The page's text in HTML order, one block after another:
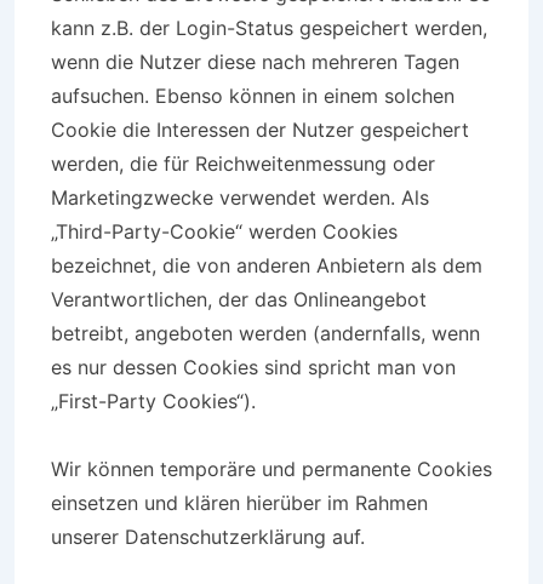
kann z.B. der Login-Status gespeichert werden,
wenn die Nutzer diese nach mehreren Tagen
aufsuchen. Ebenso können in einem solchen
Cookie die Interessen der Nutzer gespeichert
werden, die für Reichweitenmessung oder
Marketingzwecke verwendet werden. Als
„Third-Party-Cookie“ werden Cookies
bezeichnet, die von anderen Anbietern als dem
Verantwortlichen, der das Onlineangebot
betreibt, angeboten werden (andernfalls, wenn
es nur dessen Cookies sind spricht man von
„First-Party Cookies“).
Wir können temporäre und permanente Cookies
einsetzen und klären hierüber im Rahmen
unserer Datenschutzerklärung auf.